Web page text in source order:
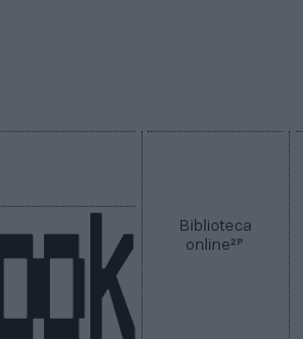
Biblioteca
online2P